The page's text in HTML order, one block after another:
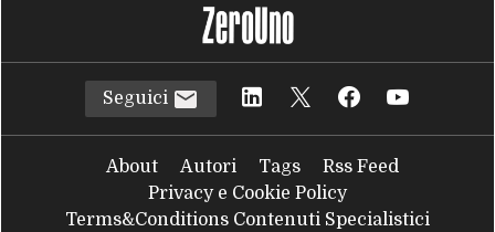
Seguici
About Autori Tags
Rss Feed
Privacy e Cookie Policy
Terms&Conditions Contenuti Specialistici